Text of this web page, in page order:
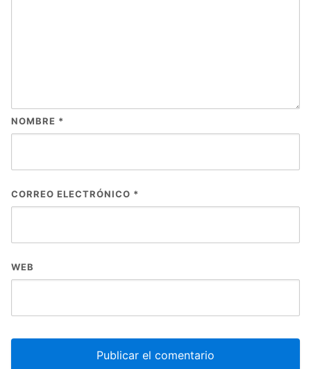
NOMBRE *
CORREO ELECTRÓNICO *
WEB